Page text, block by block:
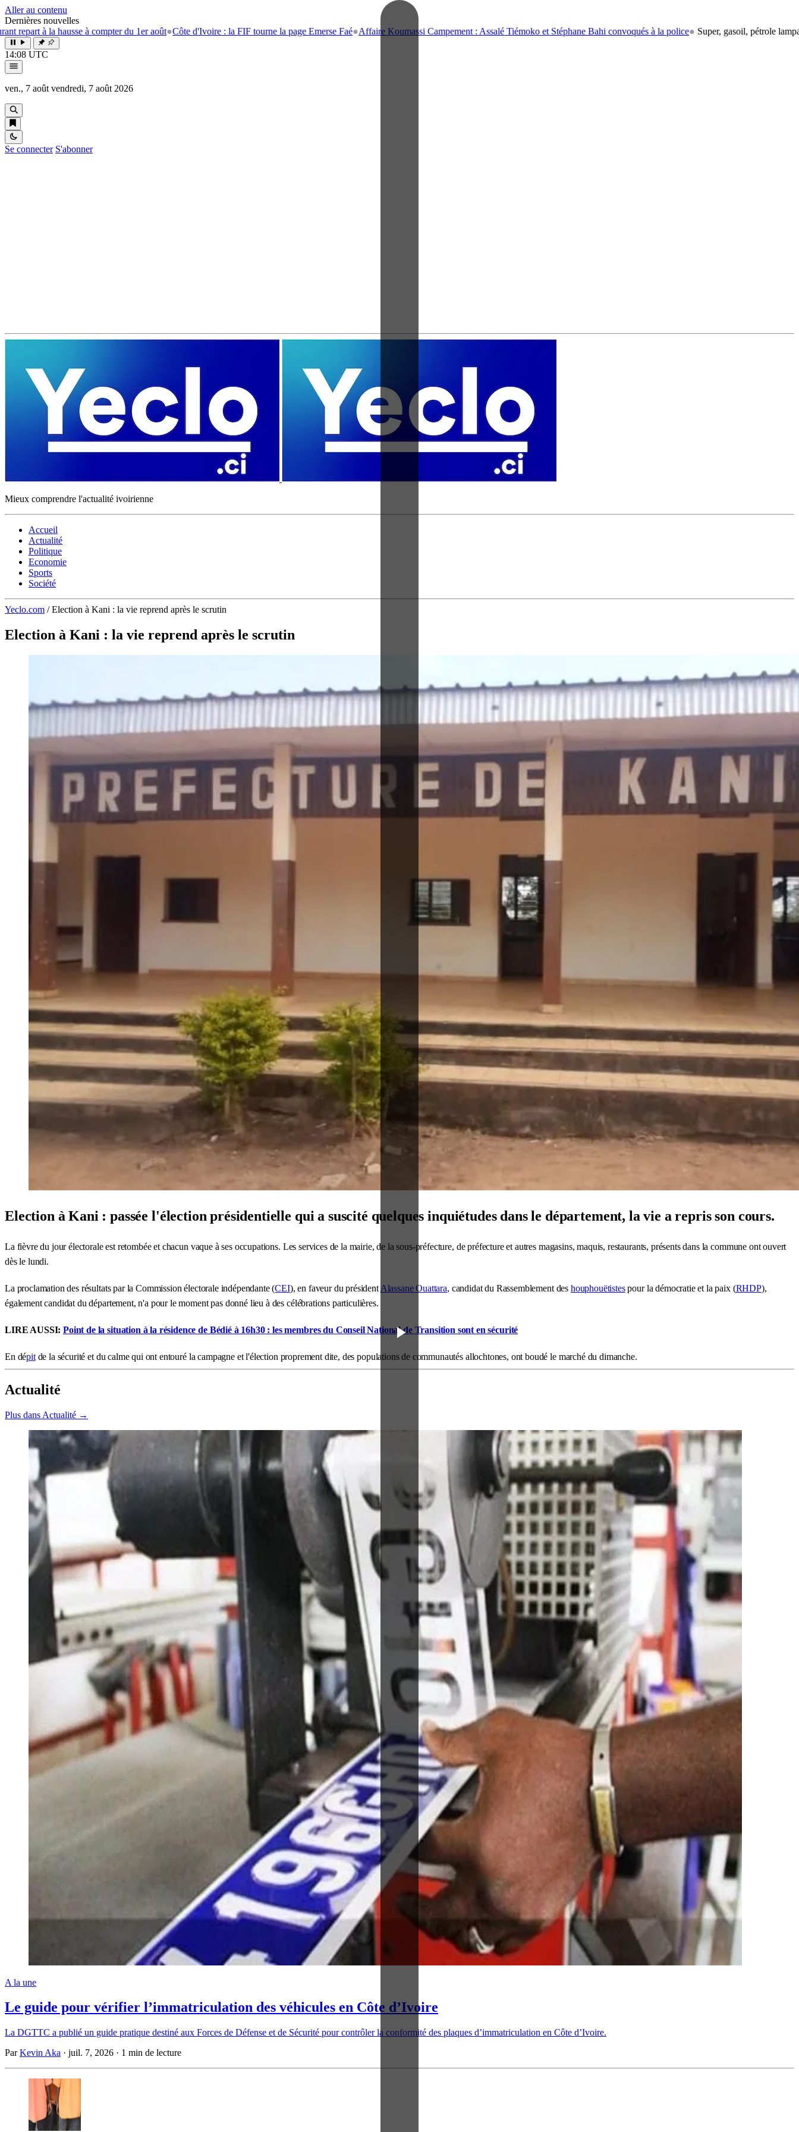
Aller au contenu
Dernières nouvelles
la hausse à compter du 1er août●Côte d'Ivoire : la FIF tourne la page Emerse Faé●Affaire Koumassi Campement : Assalé Tiémoko et Stéphane Bahi convoqués à la police● Super, gasoil, pétrole lampant: le
14:08 UTC
ven., 7 août vendredi, 7 août 2026
Se connecter S'abonner
Mieux comprendre l'actualité ivoirienne
Accueil
Actualité
Politique
Economie
Sports
Société
Yeclo.com / Election à Kani : la vie reprend après le scrutin
Election à Kani : la vie reprend après le scrutin
Election à Kani : passée l'élection présidentielle qui a suscité quelques inquiétudes dans le département, la vie a repris son cours.
La fièvre du jour électorale est retombée et chacun vaque à ses occupations. Les services de la mairie, de la sous-préfecture, de préfecture et autres magasins, maquis, restaurants, présents dans la commune ont ouvert
dès le lundi.
La proclamation des résultats par la Commission électorale indépendante (CEI), en faveur du président Alassane Ouattara, candidat du Rassemblement des houphouëtistespour la démocratie et la paix (RHDP),
également candidat du département, n'a pour le moment pas donné lieu à des célébrations particulières.
LIRE AUSSI:Point de la situation à la résidence de Bédié à 16h30 : les membres du Conseil National de Transition sont en sécurité
En dépitde la sécurité et du calme qui ont entouré la campagne et l'élection proprement dite, des populations de communautés allochtones, ont boudé le marché du dimanche.
Actualité
Plus dans Actualité →
A la une
Le guide pour vérifier l’immatriculation des véhicules en Côte d’Ivoire
La DGTTC a publié un guide pratique destiné aux Forces de Défense et de Sécurité pour contrôler la conformité des plaques d’immatriculation en Côte d’Ivoire.
ParKevin Aka · juil. 7, 2026 · 1 min de lecture